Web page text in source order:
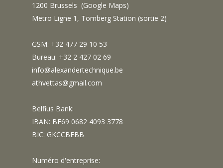
1200 Brussels (Google Maps)
Metro Ligne 1, Tomberg Station (sortie 2)
GSM: +32 477 29 10 53
Bureau: +32 2 427 02 69
info@alexandertechnique.be
athvettas@gmail.com
Belfius Bank:
IBAN: BE69 0682 4093 3778
BIC: GKCCBEBB
Numéro d'entreprise: